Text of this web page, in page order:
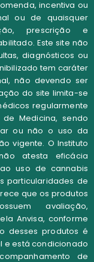
incentiva ou
ou de quaisquer
prescrição e
Este site não
diagnósticos ou
tem caráter
não devendo ser
do site limita-se
regularmente
Medicina, sendo
ou não o uso da
vigente. O Instituto
atesta eficácia
uso de cannabis
particularidades de
que os produtos
avaliação,
Anvisa, conforme
desses produtos é
e estácondicionado
de